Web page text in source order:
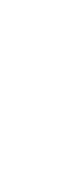
Botões de descarga